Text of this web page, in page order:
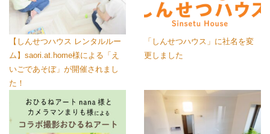
【しんせつハウス レンタルルー
ム】saori.at.home様による「え
いごであそぼ」が開催されまし
た！
「しんせつハウス」に社名を変
更しました